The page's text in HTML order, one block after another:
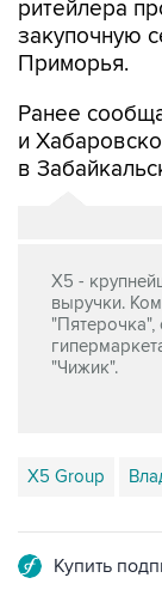
ритейлера
закупочную
Приморья.
Ранее
и
в
Х5 -
выручки.
"Пятерочка",
"Чижик".
X5 Group
Купить